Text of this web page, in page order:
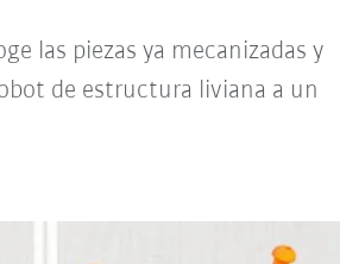
las piezas ya mecanizadas y
de estructura liviana a un